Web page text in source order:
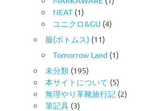
NEAT (1)
ユニクロ&GU (4)
服(ボトムス) (11)
Tomorrow Land (1)
未分類 (195)
本サイトについて (5)
無理やり革靴旅行記 (2)
筆記具 (3)